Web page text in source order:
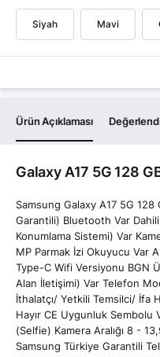
Siyah Mavi
Ürün Açıklaması
Galaxy A17 5G 128
Samsung Galaxy A17 5G 128
Garantili) Bluetooth Var
Konumlama Sistemi) Var
MP Parmak İzi Okuyucu Var
Type-C Wifi Versiyonu BGN
Alan İletişimi) Var Telefon
İthalatçı/ Yetkili Temsilci/ İfa
Hayır CE Uygunluk Sembolu
(Selfie) Kamera Aralığı 8 -
Samsung Türkiye Garantili